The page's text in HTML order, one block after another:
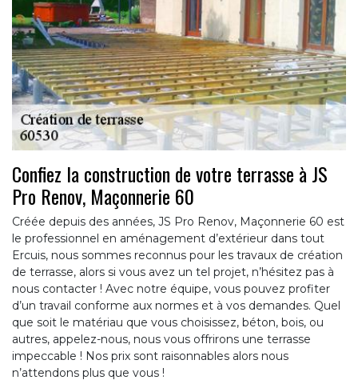
Confiez la construction de votre terrasse à JS
Pro Renov, Maçonnerie 60
Créée depuis des années, JS Pro Renov, Maçonnerie 60 est
le professionnel en aménagement d’extérieur dans tout
Ercuis, nous sommes reconnus pour les travaux de création
de terrasse, alors si vous avez un tel projet, n’hésitez pas à
nous contacter ! Avec notre équipe, vous pouvez profiter
d’un travail conforme aux normes et à vos demandes. Quel
que soit le matériau que vous choisissez, béton, bois, ou
autres, appelez-nous, nous vous offrirons une terrasse
impeccable ! Nos prix sont raisonnables alors nous
n’attendons plus que vous !